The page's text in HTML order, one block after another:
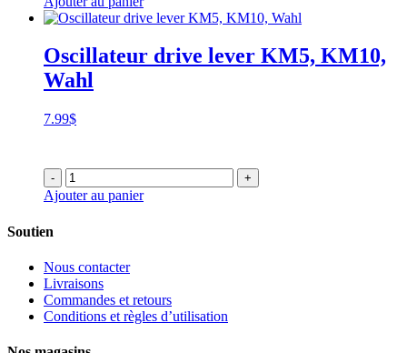
Oscillateur drive lever KM5, KM10,
Wahl
7.99$
- +
Ajouter au panier
Soutien
Nous contacter
Livraisons
Commandes et retours
Conditions et règles d’utilisation